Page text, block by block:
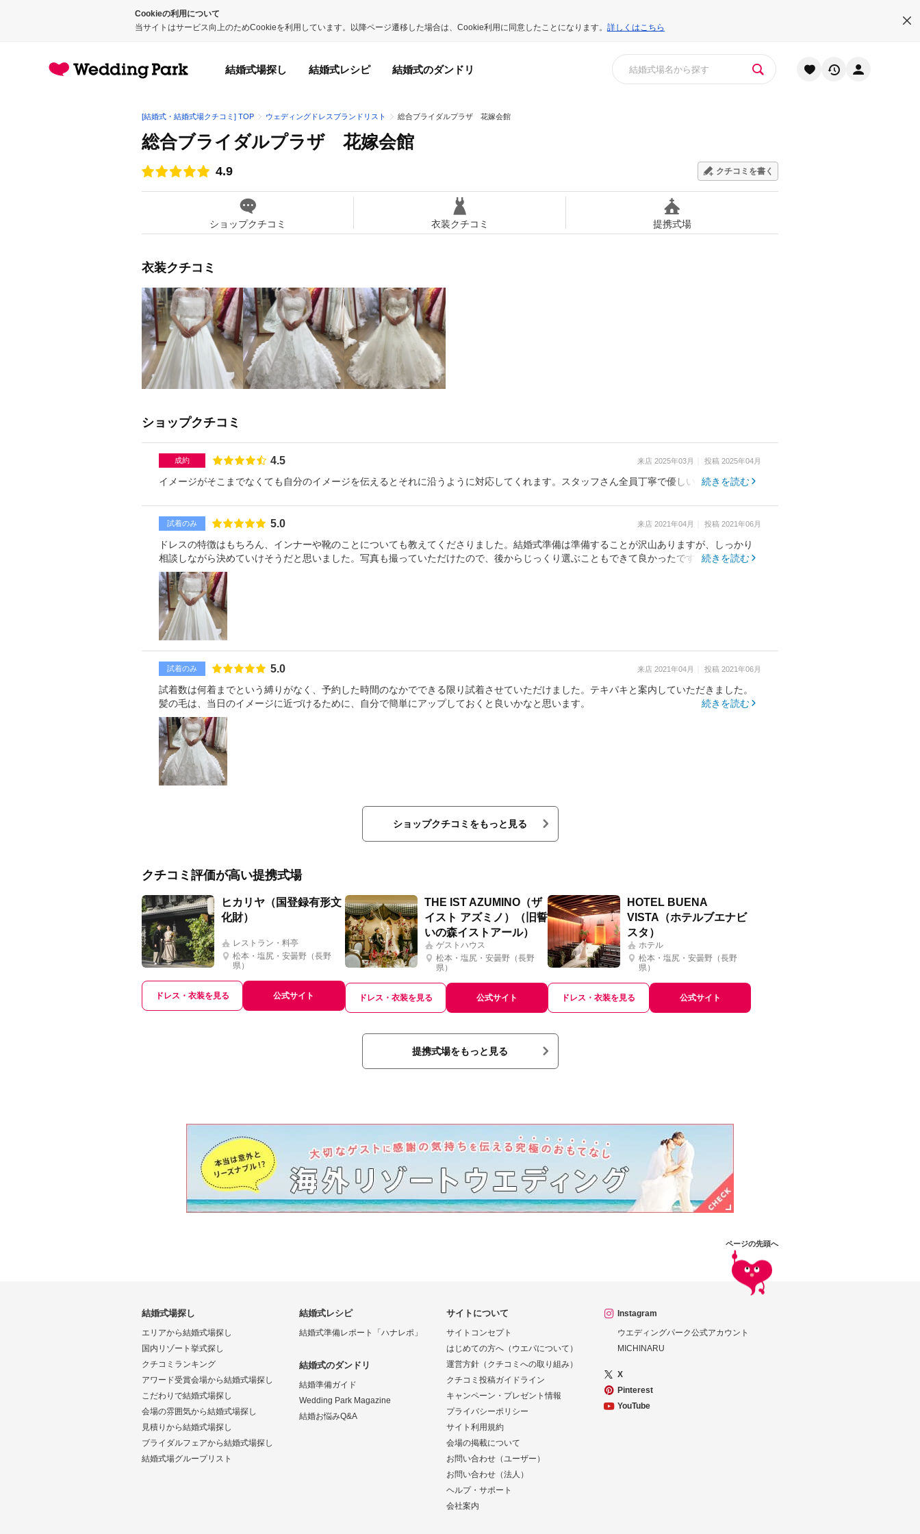
Cookieの利用について
当サイトはサービス向上のためCookieを利用しています。以降ページ遷移した場合は、Cookie利用に同意したことになります。 詳しくはこちら
結婚式場探し 結婚式レシピ 結婚式のダンドリ
[結婚式・結婚式場クチコミ] TOP ウェディングドレスブランドリスト 総合ブライダルプラザ 花嫁会館
総合ブライダルプラザ 花嫁会館
点数
4.9 クチコミを書く
ショップクチコミ 衣装クチコミ 提携式場
衣装クチコミ
ショップクチコミ
成約 点数
4.5 来店 2025年03月 投稿 2025年04月
イメージがそこまでなくても自分のイメージを伝えるとそれに沿うように対応してくれます。スタッフさん全員丁寧で優しい雰囲気です。
続きを読む
試着のみ 点数
5.0 来店 2021年04月 投稿 2021年06月
ドレスの特徴はもちろん、インナーや靴のことについても教えてくださりました。結婚式準備は準備することが沢山ありますが、しっかり
相談しながら決めていけそうだと思いました。写真も撮っていただけたので、後からじっくり選ぶこともできて良かったです。続きを読む
試着のみ 点数
5.0 来店 2021年04月 投稿 2021年06月
試着数は何着までという縛りがなく、予約した時間のなかでできる限り試着させていただけました。テキパキと案内していただきました。
髪の毛は、当日のイメージに近づけるために、自分で簡単にアップしておくと良いかなと思います。
続きを読む
ショップクチコミをもっと見る
クチコミ評価が高い提携式場
ヒカリヤ（国登録有形文
化財）
レストラン・料亭
松本・塩尻・安曇野（長野
県）
ドレス・衣装を見る 公式サイト
THE IST AZUMINO（ザ
イスト アズミノ）（旧誓
いの森イストアール）
ゲストハウス
松本・塩尻・安曇野（長野
県）
ドレス・衣装を見る 公式サイト
HOTEL BUENA
VISTA（ホテルブエナビ
スタ）
ホテル
松本・塩尻・安曇野（長野
県）
ドレス・衣装を見る 公式サイト
提携式場をもっと見る
結婚式場探し
エリアから結婚式場探し
国内リゾート挙式探し
クチコミランキング
アワード受賞会場から結婚式場探し
こだわりで結婚式場探し
会場の雰囲気から結婚式場探し
見積りから結婚式場探し
ブライダルフェアから結婚式場探し
結婚式場グループリスト
結婚式レシピ
結婚式準備レポート「ハナレポ」
結婚式のダンドリ
結婚準備ガイド
Wedding Park Magazine
結婚お悩みQ&A
サイトについて
サイトコンセプト
はじめての方へ（ウエパについて）
運営方針（クチコミへの取り組み）
クチコミ投稿ガイドライン
キャンペーン・プレゼント情報
プライバシーポリシー
サイト利用規約
会場の掲載について
お問い合わせ（ユーザー）
お問い合わせ（法人）
ヘルプ・サポート
会社案内
Instagram
ウエディングパーク公式アカウント
MICHINARU
X
Pinterest
YouTube
ページの先頭へ